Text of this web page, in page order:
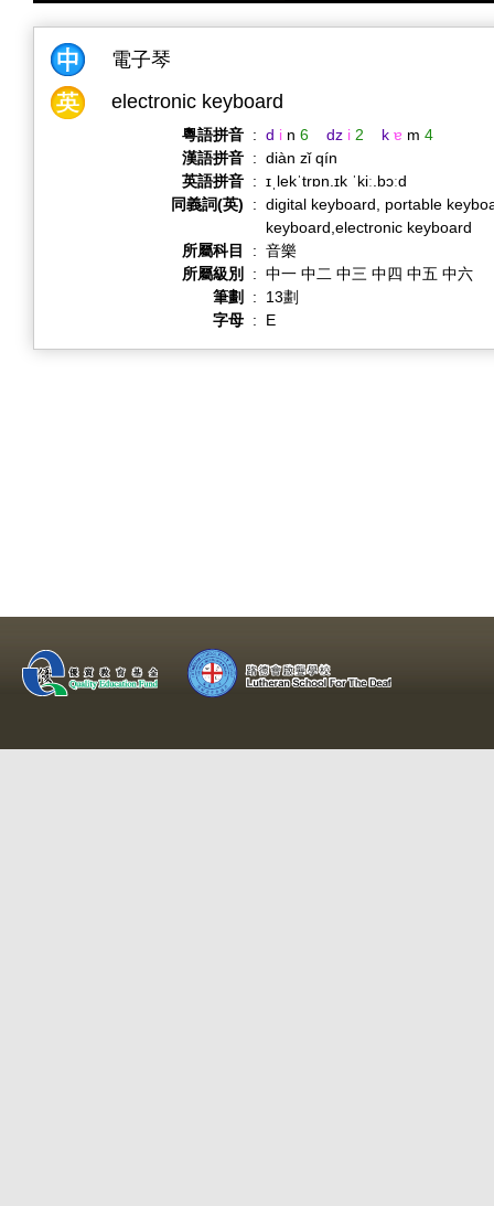
電子琴
electronic keyboard
粵語拼音 : d i n 6 dz i 2 k ɐ m 4
漢語拼音 : diàn zǐ qín
英語拼音 : ɪˌlekˈtrɒn.ɪk ˈkiː.bɔːd
同義詞(英)
: digital keyboard, portable
keyboard,electronic keyboard
所屬科目
: 音樂
所屬級別
: 中一 中二 中三 中四 中五 中六
筆劃
:
13劃
字母 : E